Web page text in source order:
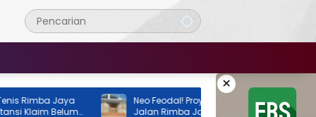
×
Jaya
Belum
Neo Feodal! Proyek Lapangan Tenis di
Jalan Rimba Jaya Berani Berdiri Tanpa